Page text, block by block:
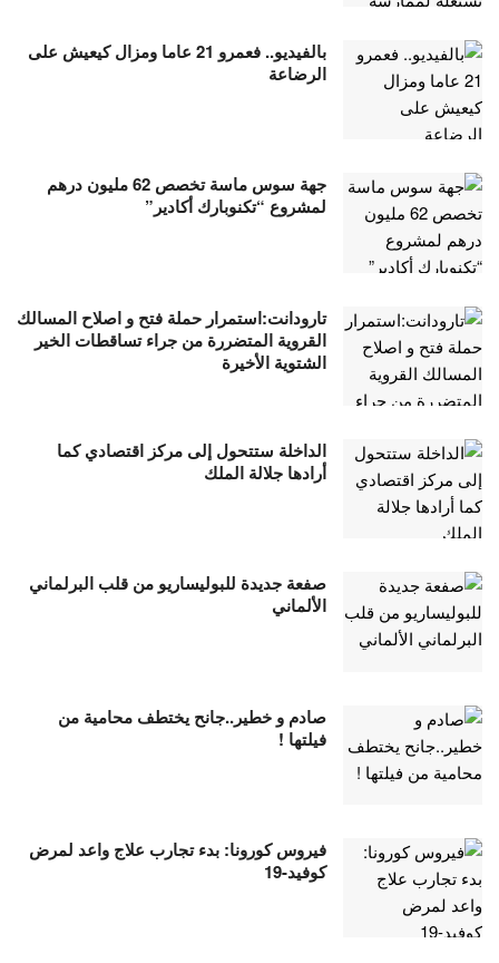
بالفيديو.. فعمرو 21 عاما ومزال كيعيش على
الرضاعة
جهة سوس ماسة تخصص 62 مليون درهم
لمشروع “تکنوبارك أكادير”
تارودانت:استمرار حملة فتح و اصلاح المسالك
القروية المتضررة من جراء تساقطات الخير
الشتوية الأخيرة
الداخلة ستتحول إلى مركز اقتصادي كما
أرادها جلالة الملك
صفعة جديدة للبوليساريو من قلب البرلماني
الألماني
صادم و خطير..جانح يختطف محامية من
فيلتها !
فيروس كورونا: بدء تجارب علاج واعد لمرض
كوفيد-19